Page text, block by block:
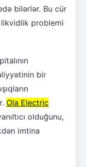
bilərlər. Bu cür
problemi
bir
Ola Electric
olduğunu,
imtina